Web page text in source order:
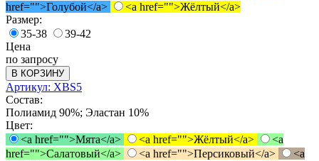
href="">Голубой</a>
<a href="">Жёлтый</a>
Размер:
35-38
39-42
Цена
по запросу
В КОРЗИНУ
Артикул: XBS5
Состав:
Полиамид 90%; Эластан 10%
Цвет:
<a href="">Мята</a>
<a href="">Жёлтый</a>
<a
href="">Салатовый</a>
<a href="">Персиковый</a>
<a